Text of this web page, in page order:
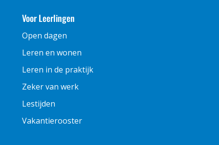
Voor Leerlingen
Open dagen
Leren en wonen
Leren in de praktijk
Zeker van werk
Lestijden
Vakantierooster